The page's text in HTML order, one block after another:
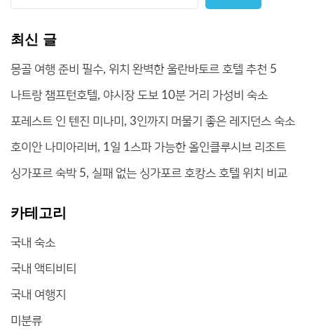
최신 글
몽골 여행 준비 필수, 위치 완벽한 울란바토르 호텔 추천 5
나트랑 챔프턴호텔, 야시장 도보 10분 거리 가성비 숙소
포레스트 인 텐진 미나미, 3인까지 머물기 좋은 레지던스 숙소
호이안 나미아리버, 1일 1스파 가능한 올인클루시브 리조트
싱가포르 숙박 5, 실패 없는 싱가포르 호캉스 호텔 위치 비교
카테고리
국내 숙소
국내 액티비티
국내 여행지
미분류